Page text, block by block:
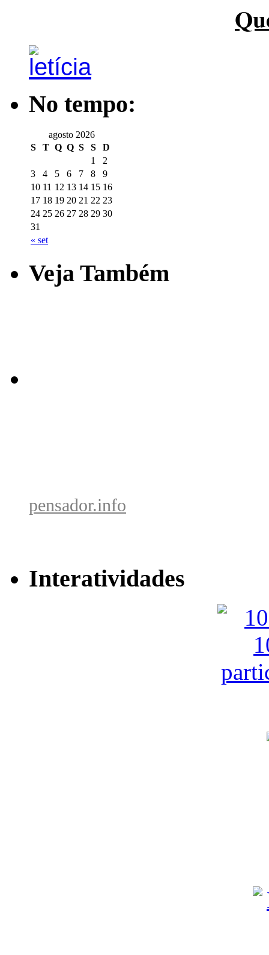
No tempo:
agosto 2026
S
T Q Q S S D
« set
1
2
3
4 5 6 7 8
9
10 11 12 13 14 15 16
17 18 19 20 21 22 23
24 25 26 27 28 29 30
31
Veja Também
pensador.info
Interatividades